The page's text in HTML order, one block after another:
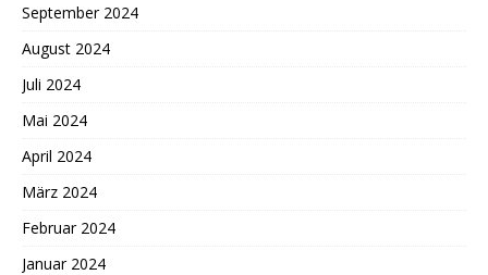
September 2024
August 2024
Juli 2024
Mai 2024
April 2024
März 2024
Februar 2024
Januar 2024